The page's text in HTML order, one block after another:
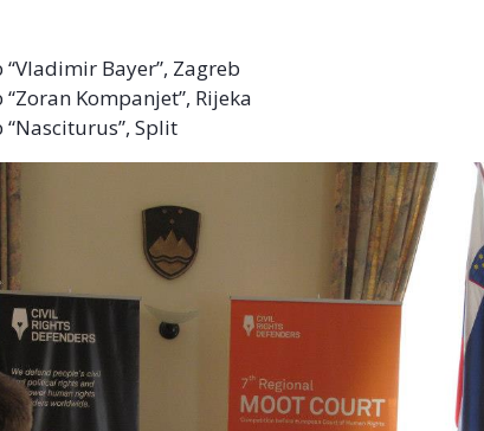
Bayer”, Zagreb
Kompanjet”, Rijeka
Split